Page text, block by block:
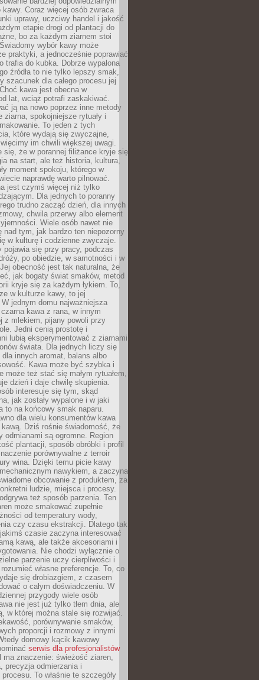
kawy. Coraz więcej osób zwraca
uprawy, uczciwy handel i jakość
etapie drogi od plantacji do
bo za każdym ziarnem stoi
wybór kawy może
praktyki, a jednocześnie poprawiać
trafia do kubka. Dobrze wypalona
źródła to nie tylko lepszy smak,
szacunek dla całego procesu jej
kawa jest obecna w
lat, wciąż potrafi zaskakiwać.
ją na nowo poprzez inne metody
ziarna, spokojniejsze rytuały i
To jeden z tych
które wydają się zwyczajne,
im chwili większej uwagi.
się, że w porannej filiżance kryje się
na start, ale też historia, kultura,
moment spokoju, którego w
naprawdę warto pilnować.
jest czymś więcej niż tylko
Dla jednych to poranny
trudno zacząć dzień, dla innych
chwila przerwy albo element
Wiele osób nawet nie
nad tym, jak bardzo ten niepozorny
w kulturę i codzienne zwyczaje.
pojawia się przy pracy, podczas
po obiedzie, w samotności i w
obecność jest tak naturalna, że
jak bogaty świat smaków, metod
kryje się za każdym łykiem. To,
w kulturze kawy, to jej
jednym domu najważniejsza
kawa z rana, w innym
z mlekiem, pijany powoli przy
Jedni cenią prostotę i
lubią eksperymentować z ziarnami
świata. Dla jednych liczy się
innych aromat, balans albo
Kawa może być szybka i
może też stać się małym rytuałem,
dzień i daje chwilę skupienia.
interesuje się tym, skąd
jak zostały wypalone i w jaki
to na końcowy smak naparu.
dla wielu konsumentów kawa
kawą. Dziś rośnie świadomość, że
odmianami są ogromne. Region
plantacji, sposób obróbki i profil
porównywalne z terroir
wina. Dzięki temu picie kawy
nawykiem, a zaczyna
obcowanie z produktem, za
ludzie, miejsca i procesy.
też sposób parzenia. Ten
może smakować zupełnie
od temperatury wody,
czy czasu ekstrakcji. Dlatego tak
czasie zaczyna interesować
kawą, ale także akcesoriami i
Nie chodzi wyłącznie o
parzenie uczy cierpliwości i
własne preferencje. To, co
się drobiazgiem, z czasem
o całym doświadczeniu. W
przygody wiele osób
nie jest już tylko tłem dnia, ale
w której można stale się rozwijać.
porównywanie smaków,
proporcji i rozmowy z innymi
domowy kącik kawowy
serwis dla profesjonalistów
ma znaczenie: świeżość ziaren,
precyzja odmierzania i
To właśnie te szczegóły